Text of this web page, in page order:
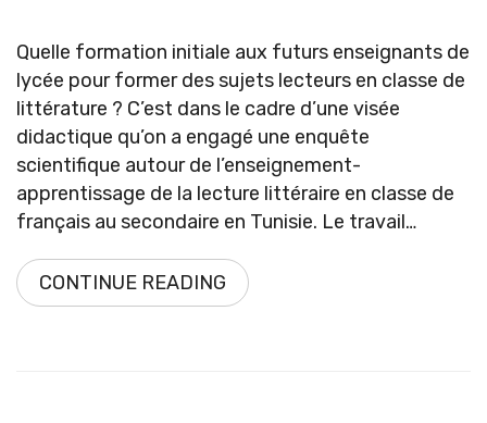
Quelle formation initiale aux futurs enseignants de
lycée pour former des sujets lecteurs en classe de
littérature ? C’est dans le cadre d’une visée
didactique qu’on a engagé une enquête
scientifique autour de l’enseignement-
apprentissage de la lecture littéraire en classe de
français au secondaire en Tunisie. Le travail…
CONTINUE READING